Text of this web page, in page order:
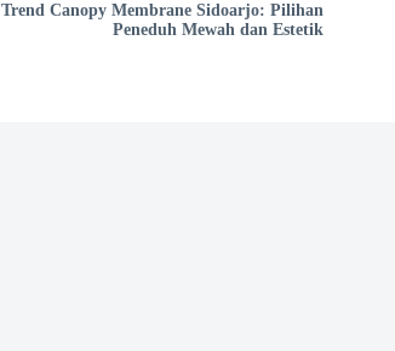
Trend Canopy Membrane Sidoarjo: Pilihan
Peneduh Mewah dan Estetik